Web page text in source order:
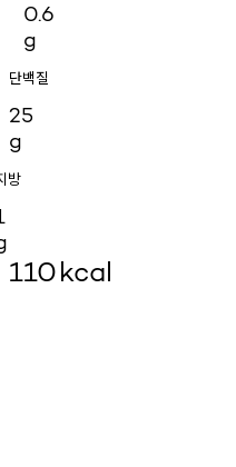
0.6
g
단백질
25
g
방
110kcal